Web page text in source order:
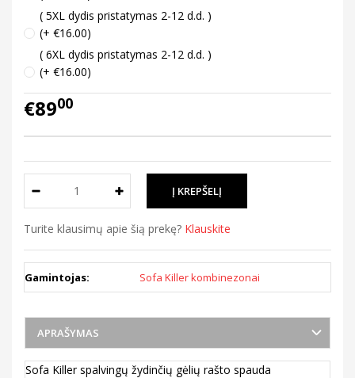
( 5XL dydis pristatymas 2-12 d.d. )
(+ €16.00)
( 6XL dydis pristatymas 2-12 d.d. )
(+ €16.00)
€8900
Turite klausimų apie šią prekę? Klauskite
Gamintojas: Sofa Killer kombinezonai
APRAŠYMAS
Sofa Killer spalvingų žydinčių gėlių rašto spauda